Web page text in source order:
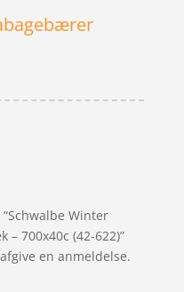
Winter
700x40c (42-622)”
en anmeldelse.